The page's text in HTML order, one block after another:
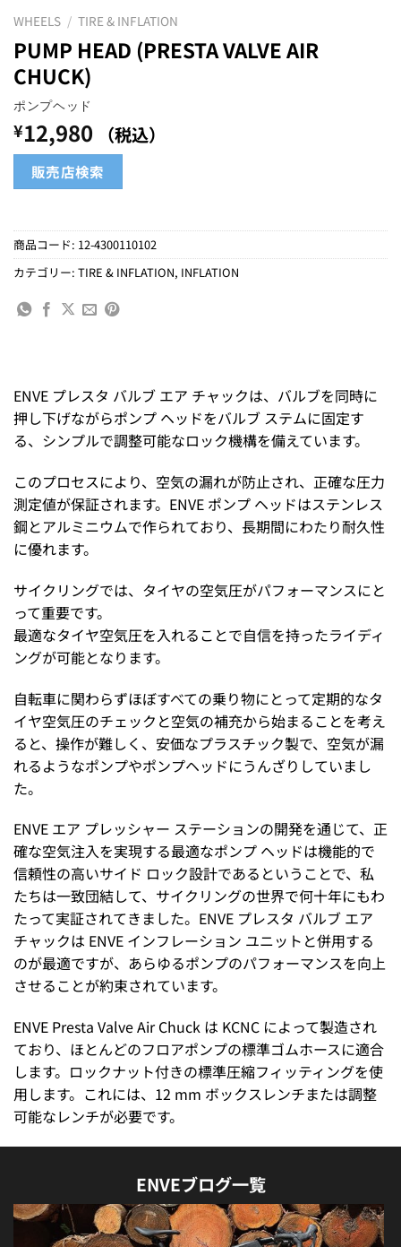
WHEELS / TIRE & INFLATION
PUMP HEAD (PRESTA VALVE AIR
CHUCK)
ポンプヘッド
¥12,980 （税込）
販売店検索
商品コード: 12-4300110102
カテゴリー: TIRE & INFLATION, INFLATION
ENVE プレスタ バルブ エア チャックは、バルブを同時に
押し下げながらポンプ ヘッドをバルブ ステムに固定す
る、シンプルで調整可能なロック機構を備えています。
このプロセスにより、空気の漏れが防止され、正確な圧力
測定値が保証されます。ENVE ポンプ ヘッドはステンレス
鋼とアルミニウムで作られており、長期間にわたり耐久性
に優れます。
サイクリングでは、タイヤの空気圧がパフォーマンスにと
って重要です。
最適なタイヤ空気圧を入れることで自信を持ったライディ
ングが可能となります。
自転車に関わらずほぼすべての乗り物にとって定期的なタ
イヤ空気圧のチェックと空気の補充から始まることを考え
ると、操作が難しく、安価なプラスチック製で、空気が漏
れるようなポンプやポンプヘッドにうんざりしていまし
た。
ENVE エア プレッシャー ステーションの開発を通じて、正
確な空気注入を実現する最適なポンプ ヘッドは機能的で
信頼性の高いサイド ロック設計であるということで、私
たちは一致団結して、サイクリングの世界で何十年にもわ
たって実証されてきました。ENVE プレスタ バルブ エア
チャックは ENVE インフレーション ユニットと併用する
のが最適ですが、あらゆるポンプのパフォーマンスを向上
させることが約束されています。
ENVE Presta Valve Air Chuck は KCNC によって製造され
ており、ほとんどのフロアポンプの標準ゴムホースに適合
します。ロックナット付きの標準圧縮フィッティングを使
用します。これには、12 mm ボックスレンチまたは調整
可能なレンチが必要です。
ENVEブログ一覧